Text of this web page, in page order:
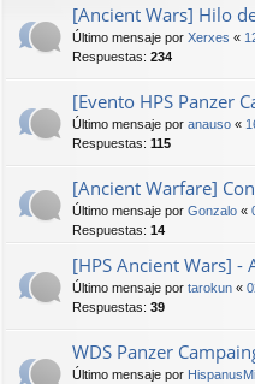
[Ancient Wars] Hilo
Último mensaje por Xerxes «
Respuestas: 234
[Evento HPS Panzer
Último mensaje por anauso «
Respuestas: 115
[Ancient Warfare]
Último mensaje por Gonzalo «
Respuestas: 14
[HPS Ancient Wars] -
Último mensaje por tarokun «
Respuestas: 39
WDS Panzer
Último mensaje por